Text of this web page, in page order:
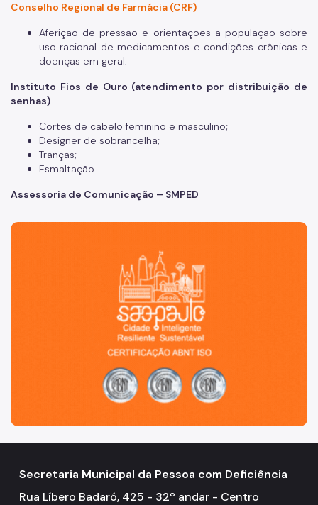
Conselho Regional de Farmácia (CRF)
Aferição de pressão e orientações a população sobre
uso racional de medicamentos e condições crônicas e
doenças em geral.
Instituto Fios de Ouro (atendimento por distribuição de
senhas)
Cortes de cabelo feminino e masculino;
Designer de sobrancelha;
Tranças;
Esmaltação.
Assessoria de Comunicação – SMPED
São Paulo, cidade inteligente, resiliente e sustentável
Secretaria Municipal da Pessoa com Deficiência
Rua Líbero Badaró, 425 - 32º andar - Centro